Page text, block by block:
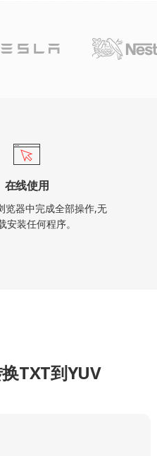
在线使用
览器中完成全部操作,无
安装任何程序。
TXT到YUV